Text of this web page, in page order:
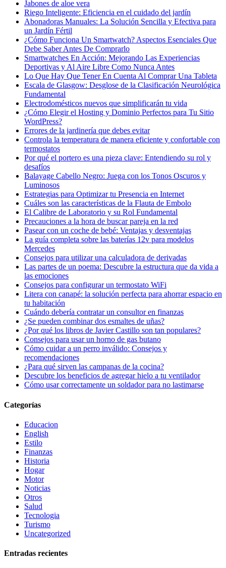
Jabones de aloe vera
Riego Inteligente: Eficiencia en el cuidado del jardín
Abonadoras Manuales: La Solución Sencilla y Efectiva para
un Jardín Fértil
¿Cómo Funciona Un Smartwatch? Aspectos Esenciales Que
Debe Saber Antes De Comprarlo
Smartwatches En Acción: Mejorando Las Experiencias
Deportivas y Al Aire Libre Como Nunca Antes
Lo Que Hay Que Tener En Cuenta Al Comprar Una Tableta
Escala de Glasgow: Desglose de la Clasificación Neurológica
Fundamental
Electrodomésticos nuevos que simplificarán tu vida
¿Cómo Elegir el Hosting y Dominio Perfectos para Tu Sitio
WordPress?
Errores de la jardinería que debes evitar
Controla la temperatura de manera eficiente y confortable con
termostatos
Por qué el portero es una pieza clave: Entendiendo su rol y
desafíos
Balayage Cabello Negro: Juega con los Tonos Oscuros y
Luminosos
Estrategias para Optimizar tu Presencia en Internet
Cuáles son las características de la Flauta de Embolo
El Calibre de Laboratorio y su Rol Fundamental
Precauciones a la hora de buscar pareja en la red
Pasear con un coche de bebé: Ventajas y desventajas
La guía completa sobre las baterías 12v para modelos
Mercedes
Consejos para utilizar una calculadora de derivadas
Las partes de un poema: Descubre la estructura que da vida a
las emociones
Consejos para configurar un termostato WiFi
Litera con canapé: la solución perfecta para ahorrar espacio en
tu habitación
Cuándo debería contratar un consultor en finanzas
¿Se pueden combinar dos esmaltes de uñas?
¿Por qué los libros de Javier Castillo son tan populares?
Consejos para usar un horno de gas butano
Cómo cuidar a un perro inválido: Consejos y
recomendaciones
¿Para qué sirven las campanas de la cocina?
Descubre los beneficios de agregar hielo a tu ventilador
Cómo usar correctamente un soldador para no lastimarse
Categorías
Educacion
English
Estilo
Finanzas
Historia
Hogar
Motor
Noticias
Otros
Salud
Tecnologia
Turismo
Uncategorized
Entradas recientes